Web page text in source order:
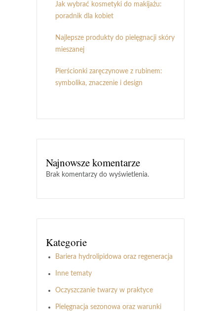
Jak wybrać kosmetyki do makijażu:
poradnik dla kobiet
Najlepsze produkty do pielęgnacji skóry
mieszanej
Pierścionki zaręczynowe z rubinem:
symbolika, znaczenie i design
Najnowsze komentarze
Brak komentarzy do wyświetlenia.
Kategorie
Bariera hydrolipidowa oraz regeneracja
Inne tematy
Oczyszczanie twarzy w praktyce
Pielęgnacja sezonowa oraz warunki